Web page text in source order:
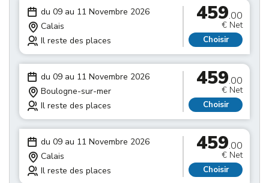
du 09 au 11 Novembre 2026
Calais
Il reste des places
459.00
€ Net
Choisir
du 09 au 11 Novembre 2026
Boulogne-sur-mer
Il reste des places
459.00
€ Net
Choisir
du 09 au 11 Novembre 2026
Calais
Il reste des places
459.00
€ Net
Choisir